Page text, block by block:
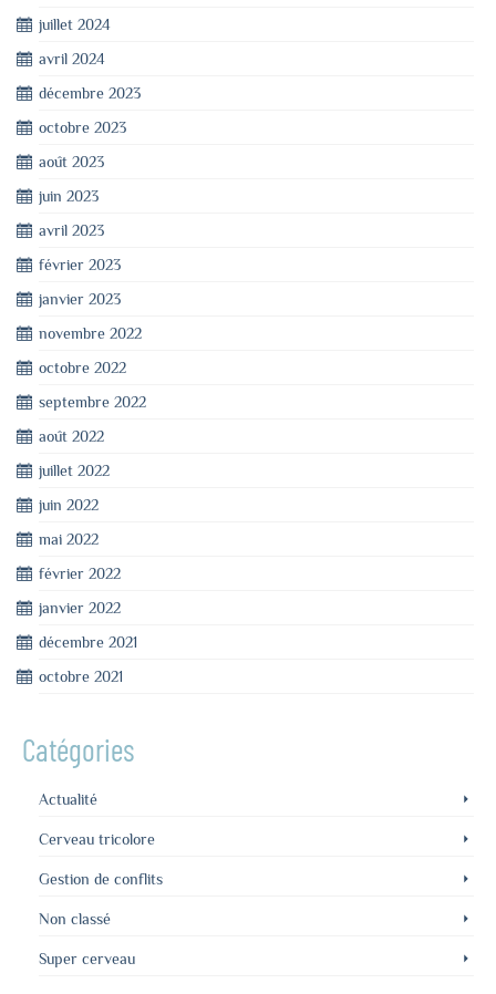
juillet 2024
avril 2024
décembre 2023
octobre 2023
août 2023
juin 2023
avril 2023
février 2023
janvier 2023
novembre 2022
octobre 2022
septembre 2022
août 2022
juillet 2022
juin 2022
mai 2022
février 2022
janvier 2022
décembre 2021
octobre 2021
Catégories
Actualité
Cerveau tricolore
Gestion de conflits
Non classé
Super cerveau